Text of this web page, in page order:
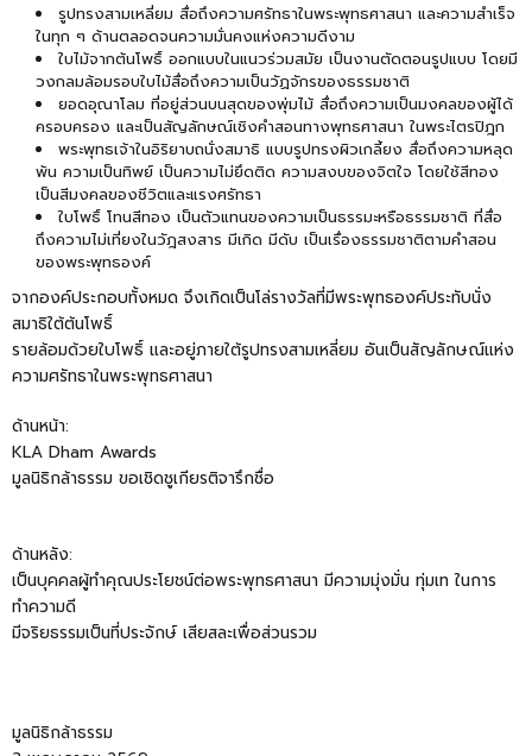
รูปทรงสามเหลี่ยม สื่อถึงความศรัทธาในพระพุทธศาสนา และความสำเร็จ
ในทุก ๆ ด้านตลอดจนความมั่นคงแห่งความดีงาม
ใบไม้จากต้นโพธิ์ ออกแบบในแนวร่วมสมัย เป็นงานตัดตอนรูปแบบ โดยมี
วงกลมล้อมรอบใบไม้สื่อถึงความเป็นวัฏจักรของธรรมชาติ
ยอดอุณาโลม ที่อยู่ส่วนบนสุดของพุ่มไม้ สื่อถึงความเป็นมงคลของผู้ได้
ครอบครอง และเป็นสัญลักษณ์เชิงคำสอนทางพุทธศาสนา ในพระไตรปิฎก
พระพุทธเจ้าในอิริยาบถนั่งสมาธิ แบบรูปทรงผิวเกลี้ยง สื่อถึงความหลุด
พ้น ความเป็นทิพย์ เป็นความไม่ยึดติด ความสงบของจิตใจ โดยใช้สีทอง
เป็นสีมงคลของชีวิตและแรงศรัทธา
ใบโพธิ์ โทนสีทอง เป็นตัวแทนของความเป็นธรรมะหรือธรรมชาติ ที่สื่อ
ถึงความไม่เที่ยงในวัฎสงสาร มีเกิด มีดับ เป็นเรื่องธรรมชาติตามคำสอน
ของพระพุทธองค์
จากองค์ประกอบทั้งหมด จึงเกิดเป็นโล่รางวัลที่มีพระพุทธองค์ประทับนั่ง
สมาธิใต้ต้นโพธิ์
รายล้อมด้วยใบโพธิ์ และอยู่ภายใต้รูปทรงสามเหลี่ยม อันเป็นสัญลักษณ์แห่ง
ความศรัทธาในพระพุทธศาสนา
ด้านหน้า:
KLA Dham Awards
มูลนิธิกล้าธรรม ขอเชิดชูเกียรติจารึกชื่อ
ด้านหลัง:
เป็นบุคคลผู้ทำคุณประโยชน์ต่อพระพุทธศาสนา มีความมุ่งมั่น ทุ่มเท ในการ
ทำความดี
มีจริยธรรมเป็นที่ประจักษ์ เสียสละเพื่อส่วนรวม
มูลนิธิกล้าธรรม